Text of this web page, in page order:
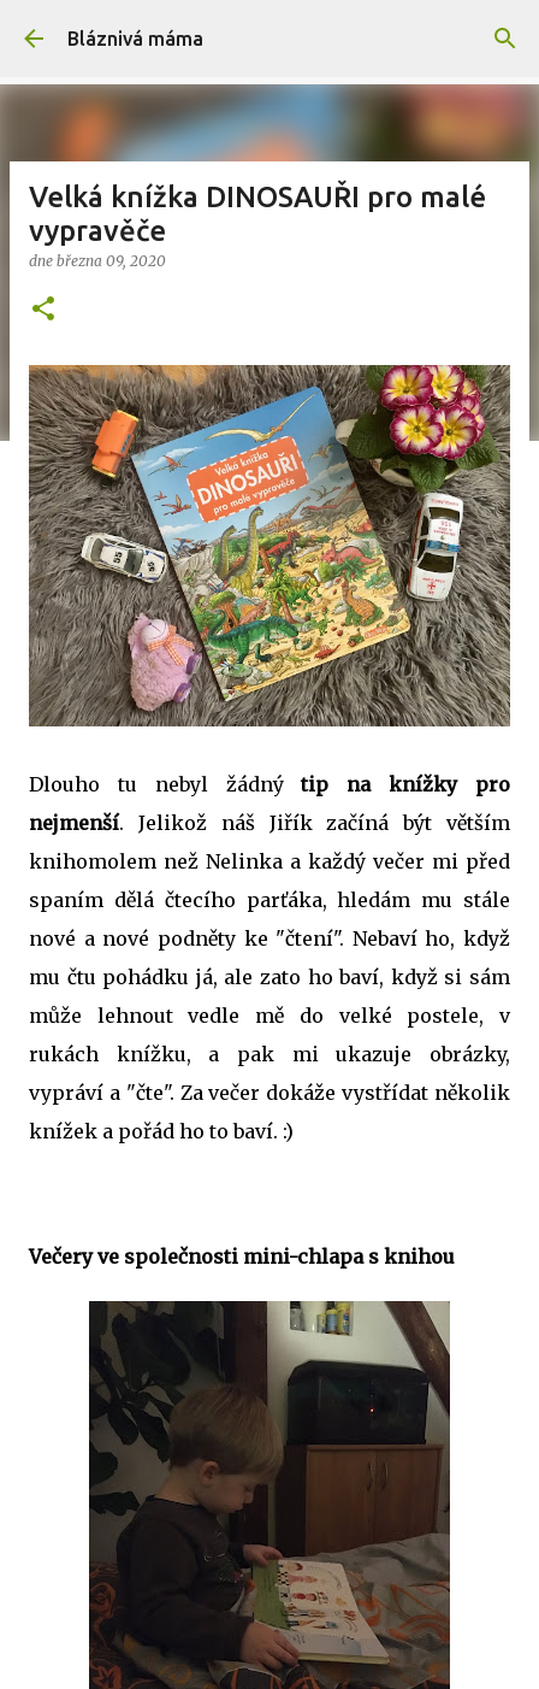
Přeskočit na hlavní obsah
Bláznivá máma
Velká knížka DINOSAUŘI pro malé
vypravěče
dne března 09, 2020
Dlouho tu nebyl žádnýtip na knížky pro
nejmenší. Jelikož náš Jiřík začíná být větším
knihomolem než Nelinka a každý večer mi před
spaním dělá čtecího parťáka, hledám mu stále
nové a nové podněty ke "čtení". Nebaví ho, když
mu čtu pohádku já, ale zato ho baví, když si sám
může lehnout vedle mě do velké postele, v
rukách knížku, a pak mi ukazuje obrázky,
vypráví a "čte". Za večer dokáže vystřídat několik
knížek a pořád ho to baví. :)
Večery ve společnosti mini-chlapa s knihou